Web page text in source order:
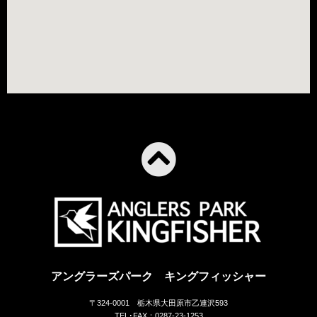
アングラーズパーク キングフィッシャー
〒324-0001 栃木県大田原市乙連沢593
TEL･FAX：0287-23-1253